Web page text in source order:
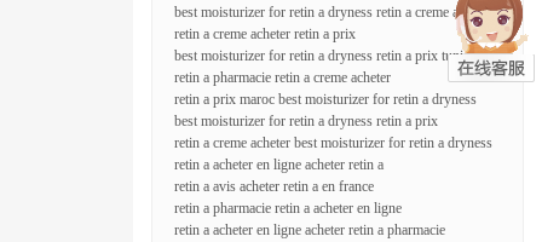
best moisturizer for retin a dryness retin a creme acheter
retin a creme acheter retin a prix
best moisturizer for retin a dryness retin a prix tunisie
retin a pharmacie retin a creme acheter
retin a prix maroc best moisturizer for retin a dryness
best moisturizer for retin a dryness retin a prix
retin a creme acheter best moisturizer for retin a dryness
retin a acheter en ligne acheter retin a
retin a avis acheter retin a en france
retin a pharmacie retin a acheter en ligne
retin a acheter en ligne acheter retin a pharmacie